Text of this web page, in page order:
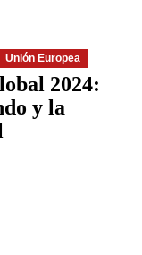
Unión Europea
2024:
y la